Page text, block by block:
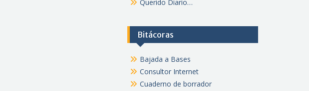
Querido Diario…
Bitácoras
Bajada a Bases
Consultor Internet
Cuaderno de borrador